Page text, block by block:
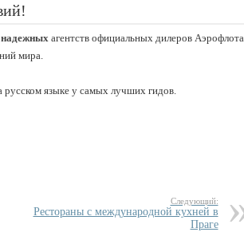
надежных агентств официальных дилеров Аэрофлота,
мира.
русском языке у самых лучших гидов.
Следующий:
Рестораны с международной кухней в
Праге